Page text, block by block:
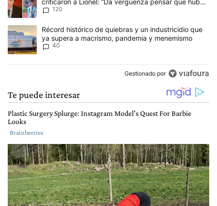
anti-Messi”
120
Un artículo de tendencia con el título "Récord histórico de
Récord histórico de quiebras y un industricidio que
ya supera a macrismo, pandemia y menemismo
40
Gestionado por